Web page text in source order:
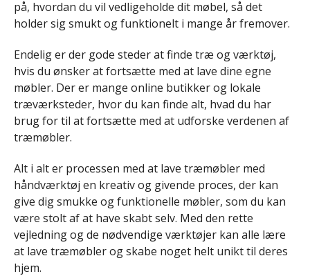
på, hvordan du vil vedligeholde dit møbel, så det
holder sig smukt og funktionelt i mange år fremover.
Endelig er der gode steder at finde træ og værktøj,
hvis du ønsker at fortsætte med at lave dine egne
møbler. Der er mange online butikker og lokale
træværksteder, hvor du kan finde alt, hvad du har
brug for til at fortsætte med at udforske verdenen af
træmøbler.
Alt i alt er processen med at lave træmøbler med
håndværktøj en kreativ og givende proces, der kan
give dig smukke og funktionelle møbler, som du kan
være stolt af at have skabt selv. Med den rette
vejledning og de nødvendige værktøjer kan alle lære
at lave træmøbler og skabe noget helt unikt til deres
hjem.